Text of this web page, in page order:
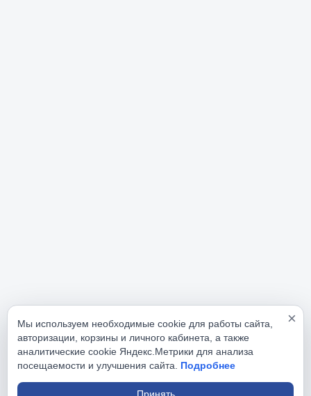
×
Мы используем необходимые cookie для работы сайта,
авторизации, корзины и личного кабинета, а также
аналитические cookie Яндекс.Метрики для анализа
посещаемости и улучшения сайта. Подробнее